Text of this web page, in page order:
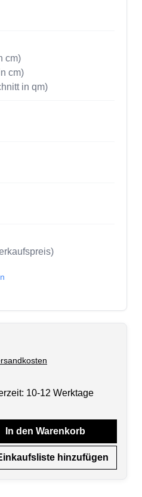
cm)
cm)
in qm)
10-12 Werktage
den gewünschten
In den Warenkorb
hinzufügen